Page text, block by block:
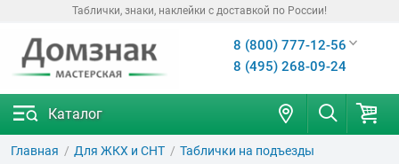
Таблички, знаки, наклейки с доставкой по России!
8 (800) 777-12-56
8 (495) 268-09-24
Каталог
Главная Для ЖКХ и СНТ Таблички на подъезды